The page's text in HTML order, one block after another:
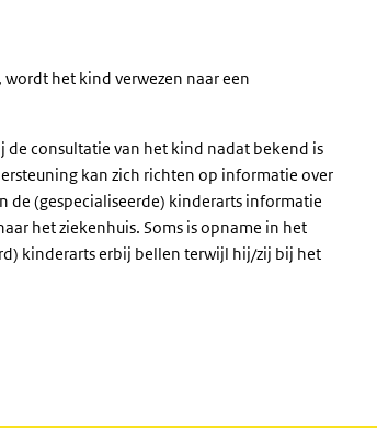
het kind verwezen naar een
de consultatie van het kind nadat bekend is
kan zich richten op informatie over
de (gespecialiseerde) kinderarts informatie
het ziekenhuis. Soms is opname in het
kinderarts erbij bellen terwijl hij/zij bij het